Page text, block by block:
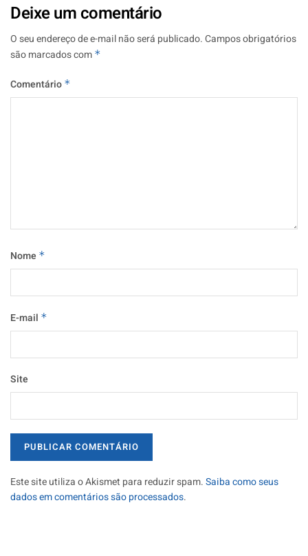
Deixe um comentário
O seu endereço de e-mail não será publicado.Campos obrigatórios
são marcados com *
Comentário *
Nome *
E-mail *
Site
Este site utiliza o Akismet para reduzir spam.Saiba como seus
dados em comentários são processados.